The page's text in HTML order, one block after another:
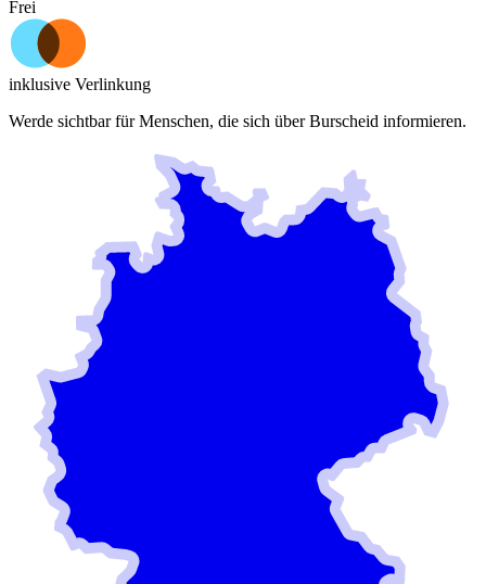
Frei
inklusive Verlinkung
Werde sichtbar für Menschen, die sich überBurscheid informieren.